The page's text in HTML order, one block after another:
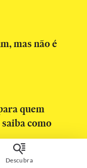
mas não é
quem
como
Descubra